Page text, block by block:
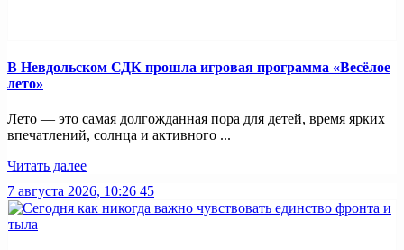
В Невдольском СДК прошла игровая программа «Весёлое
лето»
Лето — это самая долгожданная пора для детей, время ярких
впечатлений, солнца и активного ...
Читать далее
7 августа 2026, 10:26 45